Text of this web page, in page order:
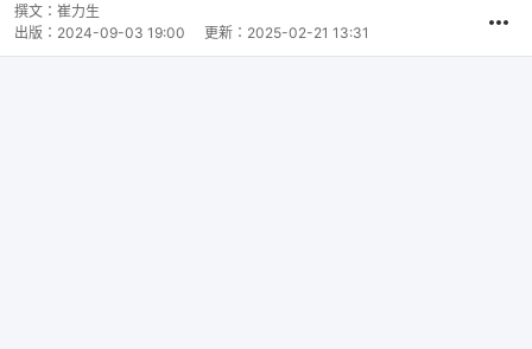
撰文： 崔力生
出版： 2024-09-03 19:00 更新： 2025-02-21 13:31